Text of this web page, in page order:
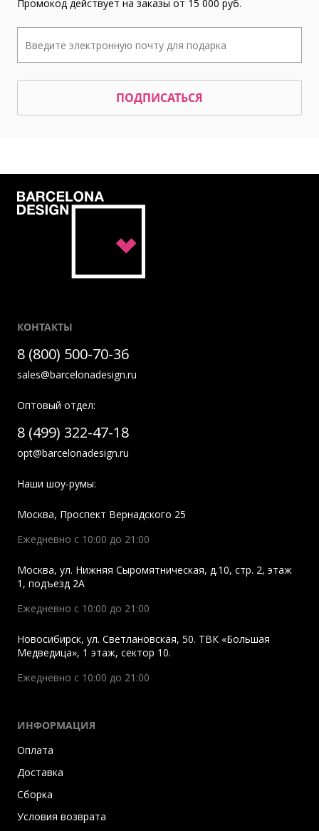
Промокод действует на заказы от 15 000 руб.
ПОДПИСАТЬСЯ
КОНТАКТЫ
8 (800) 500-70-36
sales@barcelonadesign.ru
Оптовый отдел:
8 (499) 322-47-18
opt@barcelonadesign.ru
Наши шоу-румы:
Москва, Проспект Вернадского 25
Ежедневно с 10:00 до 21:00
Москва, ул. Нижняя Сыромятническая, д.10, стр. 2, этаж
1, подъезд 2A
Ежедневно с 10:00 до 21:00
Новосибирск, ул. Светлановская, 50. ТВК «Большая
Медведица», 1 этаж, сектор 10.
Ежедневно с 10:00 до 21:00
ИНФОРМАЦИЯ
Оплата
Доставка
Сборка
Условия возврата